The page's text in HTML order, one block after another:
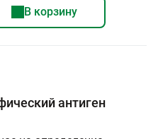
В корзину
антиген